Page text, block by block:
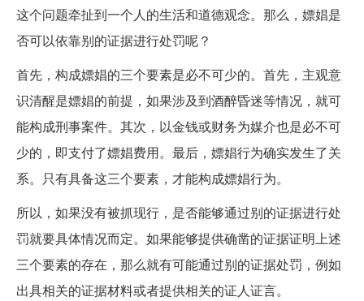
这个问题牵扯到一个人的生活和道德观念。那么，嫖娼是
否可以依靠别的证据进行处罚呢？
首先，构成嫖娼的三个要素是必不可少的。首先，主观意
识清醒是嫖娼的前提，如果涉及到酒醉昏迷等情况，就可
能构成刑事案件。其次，以金钱或财务为媒介也是必不可
少的，即支付了嫖娼费用。最后，嫖娼行为确实发生了关
系。只有具备这三个要素，才能构成嫖娼行为。
所以，如果没有被抓现行，是否能够通过别的证据进行处
罚就要具体情况而定。如果能够提供确凿的证据证明上述
三个要素的存在，那么就有可能通过别的证据处罚，例如
出具相关的证据材料或者提供相关的证人证言。